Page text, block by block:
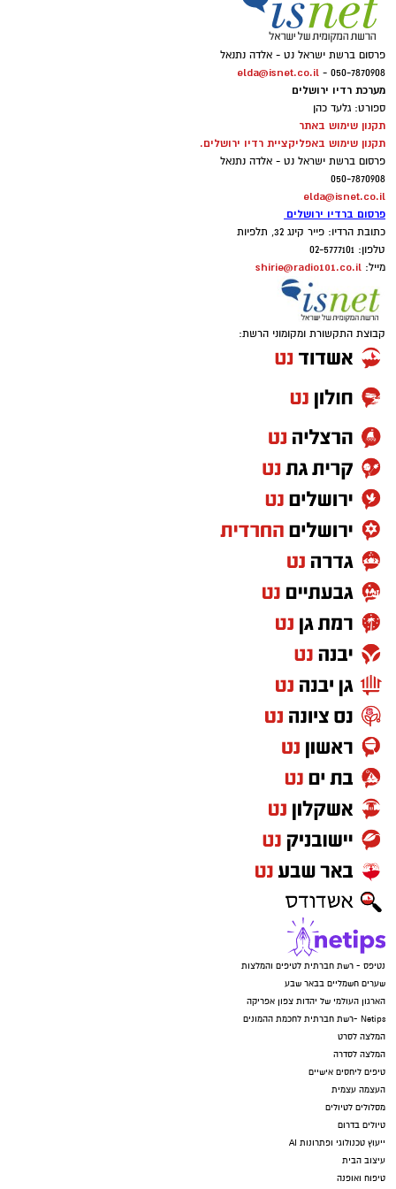
פרסום ברשת ישראל נט - אלדה נתנאל
050-7870908 -
elda@isnet.co.il
מערכת רדיו ירושלים
ספורט: גלעד כהן
תקנון שימוש באתר
תקנון שימוש באפליקציית רדיו ירושלים.
פרסום ברשת ישראל נט - אלדה נתנאל
050-7870908
elda@isnet.co.il
פרסום ברדיו ירושלים
כתובת הרדיו: פייר קינג 32, תלפיות
טלפון: 02-5777101
מייל: shirie@radio101.co.il
קבוצת התקשורת ומקומוני הרשת:
נטיפס - רשת חברתית לטיפים והמלצות
שערים חשמליים בבאר שבע
הארגון העולמי של יהדות צפון אפריקה
Netips -רשת חברתית לחכמת ההמונים
המלצה לסרט
המלצה לסדרה
טיפים ליחסים אישיים
העצמה עצמית
מסלולים לטיולים
טיולים בדרום
ייעוץ טכנולוגי ופתרונות AI
עיצוב הבית
טיפוח ואופנה